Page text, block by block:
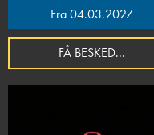
Fra 04.03.2027
FÅ BESKED...